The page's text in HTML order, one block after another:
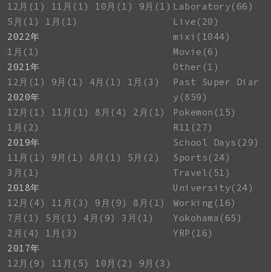
12月(1)
11月(1) 10月(1)
9月(1)
5月(1)
1月(1)
2022年
1月(1)
2021年
12月(1)
9月(1) 4月(1)
1月(3)
2020年
12月(1)
11月(1) 8月(4)
2月(1)
1月(2)
2019年
11月(1)
9月(1) 8月(1)
5月(2)
3月(1)
2018年
12月(4)
11月(3) 9月(9)
8月(1)
7月(1)
5月(1) 4月(9)
3月(1)
2月(4)
1月(3)
2017年
12月(9)
11月(5) 10月(2)
9月(3)
Laboratory(66)
Live(20)
mixi(1044)
Movie(6)
Other(1)
Past Super Diar
y(859)
Pokemon(15)
R11(27)
School Days(29)
Sports(24)
Travel(51)
University(24)
Working(16)
Yokohama(65)
YRP(16)